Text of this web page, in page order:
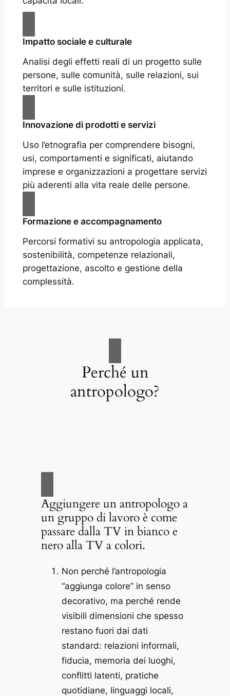
Impatto sociale e culturale
Analisi degli effetti reali di un progetto sulle
persone, sulle comunità, sulle relazioni, sui
territori e sulle istituzioni.
Innovazione di prodotti e servizi
Uso l’etnografia per comprendere bisogni,
usi, comportamenti e significati, aiutando
imprese e organizzazioni a progettare servizi
più aderenti alla vita reale delle persone.
Formazione e accompagnamento
Percorsi formativi su antropologia applicata,
sostenibilità, competenze relazionali,
progettazione, ascolto e gestione della
complessità.
Perché un
antropologo?
Aggiungere un antropologo a
un gruppo di lavoro è come
passare dalla TV in bianco e
nero alla TV a colori.
Non perché l’antropologia
“aggiunga colore” in senso
decorativo, ma perché rende
visibili dimensioni che spesso
restano fuori dai dati
standard: relazioni informali,
fiducia, memoria dei luoghi,
conflitti latenti, pratiche
quotidiane, linguaggi locali,